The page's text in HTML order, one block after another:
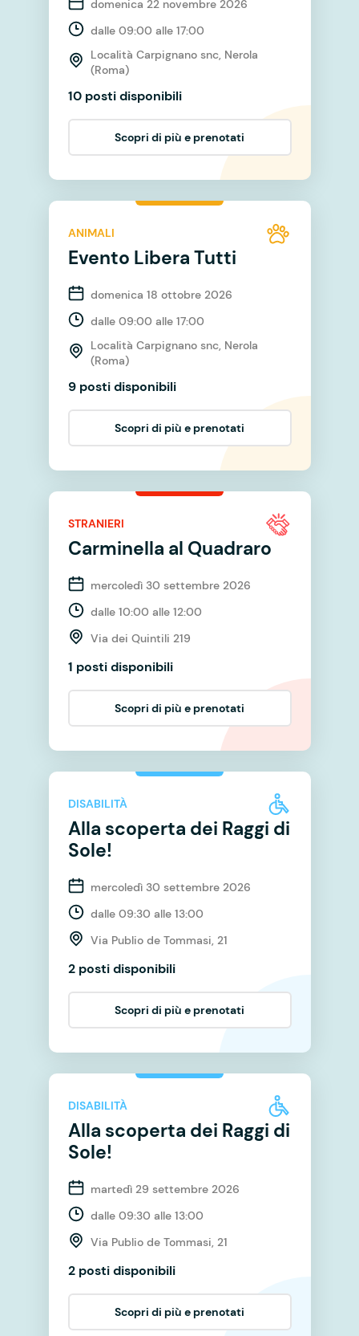
domenica 22 novembre 2026
dalle 09:00 alle 17:00
Località Carpignano snc, Nerola
(Roma)
10 posti disponibili
Scopri di più e prenotati
ANIMALI
Evento Libera Tutti
domenica 18 ottobre 2026
dalle 09:00 alle 17:00
Località Carpignano snc, Nerola
(Roma)
9 posti disponibili
Scopri di più e prenotati
STRANIERI
Carminella al Quadraro
mercoledì 30 settembre 2026
dalle 10:00 alle 12:00
Via dei Quintili 219
1 posti disponibili
Scopri di più e prenotati
DISABILITÀ
Alla scoperta dei Raggi di
Sole!
mercoledì 30 settembre 2026
dalle 09:30 alle 13:00
Via Publio de Tommasi, 21
2 posti disponibili
Scopri di più e prenotati
DISABILITÀ
Alla scoperta dei Raggi di
Sole!
martedì 29 settembre 2026
dalle 09:30 alle 13:00
Via Publio de Tommasi, 21
2 posti disponibili
Scopri di più e prenotati